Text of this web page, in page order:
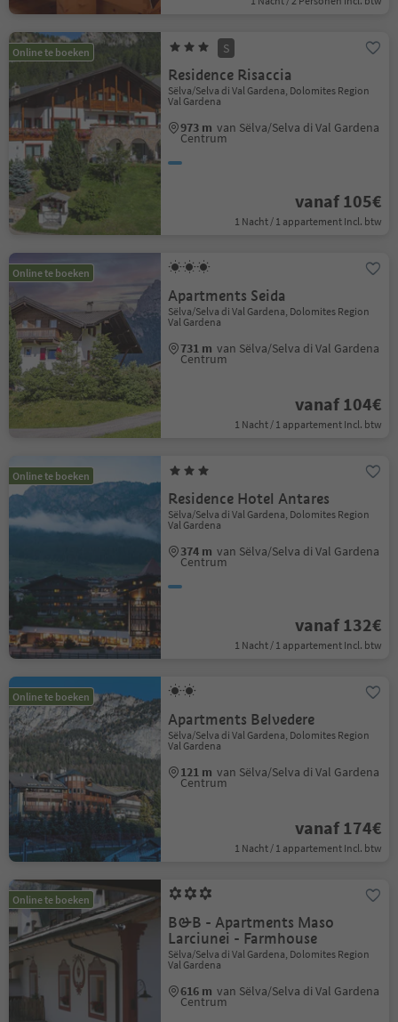
Online te boeken S
Residence Risaccia
Sëlva/Selva di Val Gardena, Dolomites Region
Val Gardena
973 m van Sëlva/Selva di Val Gardena
Centrum
vanaf 105€
1 Nacht / 1 appartement Incl. btw
Online te boeken
Apartments Seida
Sëlva/Selva di Val Gardena, Dolomites Region
Val Gardena
731 m van Sëlva/Selva di Val Gardena
Centrum
vanaf 104€
1 Nacht / 1 appartement Incl. btw
Online te boeken
Residence Hotel Antares
Sëlva/Selva di Val Gardena, Dolomites Region
Val Gardena
374 m van Sëlva/Selva di Val Gardena
Centrum
vanaf 132€
1 Nacht / 1 appartement Incl. btw
Online te boeken
Apartments Belvedere
Sëlva/Selva di Val Gardena, Dolomites Region
Val Gardena
121 m van Sëlva/Selva di Val Gardena
Centrum
vanaf 174€
1 Nacht / 1 appartement Incl. btw
Online te boeken
B&B - Apartments Maso
Larciunei - Farmhouse
Sëlva/Selva di Val Gardena, Dolomites Region
Val Gardena
616 m van Sëlva/Selva di Val Gardena
Centrum